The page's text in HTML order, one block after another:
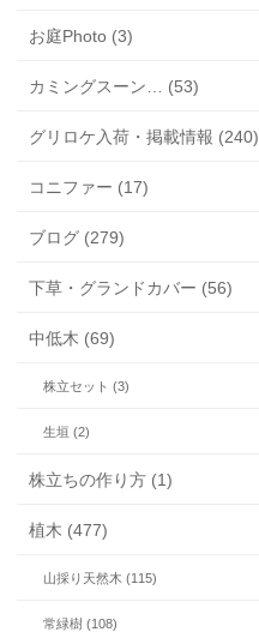
お庭Photo (3)
カミングスーン… (53)
グリロケ入荷・掲載情報 (240)
コニファー (17)
ブログ (279)
下草・グランドカバー (56)
中低木 (69)
株立セット (3)
生垣 (2)
株立ちの作り方 (1)
植木 (477)
山採り天然木 (115)
常緑樹 (108)